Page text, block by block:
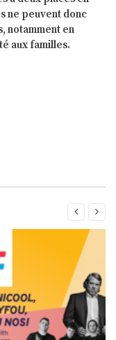
ne peuvent donc
notamment en
aux familles.
 